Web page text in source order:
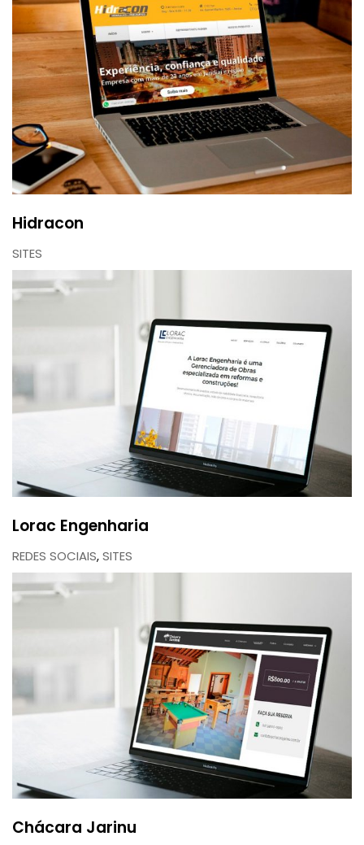
Hidracon
SITES
Lorac Engenharia
REDES SOCIAIS,SITES
Chácara Jarinu